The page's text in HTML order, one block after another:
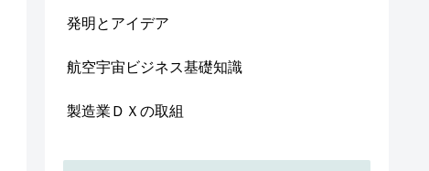
発明とアイデア
航空宇宙ビジネス基礎知識
製造業ＤＸの取組